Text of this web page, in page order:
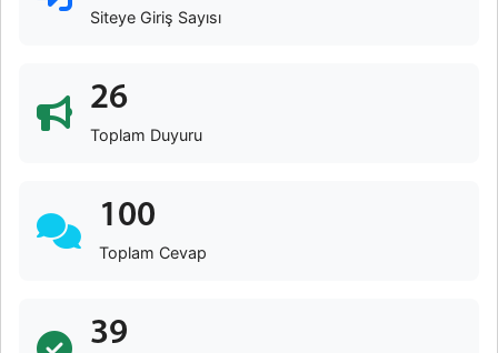
Siteye Giriş Sayısı
26
Toplam Duyuru
100
Toplam Cevap
39